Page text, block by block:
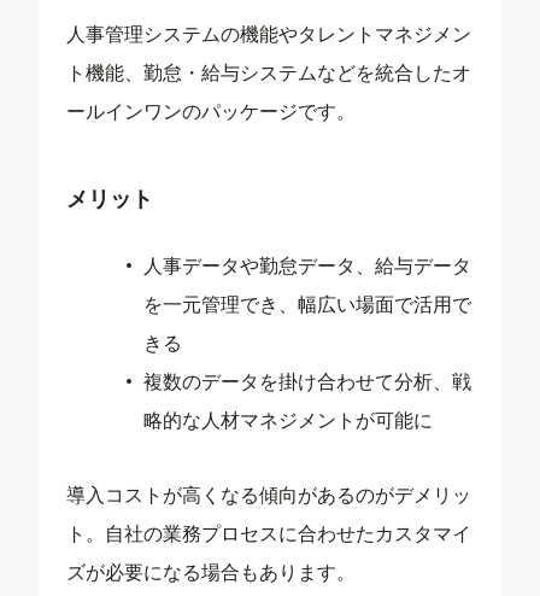
人事管理システムの機能やタレントマネジメン
ト機能、勤怠・給与システムなどを統合したオ
ールインワンのパッケージです。
メリット
人事データや勤怠データ、給与データ
を一元管理でき、幅広い場面で活用で
きる
複数のデータを掛け合わせて分析、戦
略的な人材マネジメントが可能に
導入コストが高くなる傾向があるのがデメリッ
ト。自社の業務プロセスに合わせたカスタマイ
ズが必要になる場合もあります。